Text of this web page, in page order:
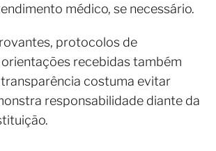
médico, se necessário.
protocolos de
recebidas também
costuma evitar
responsabilidade diante da